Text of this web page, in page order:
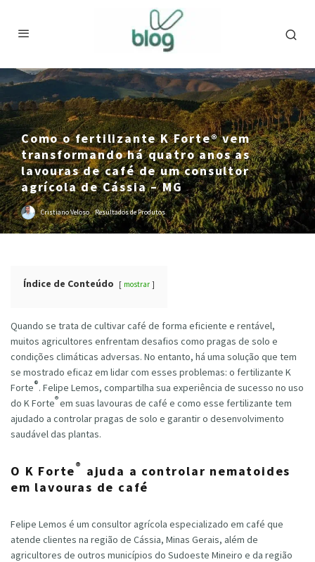
Como o fertilizante K Forte® vem
transformando há quatro anos as
lavouras de café de um consultor
agrícola de Cássia – MG
Cristiano Veloso · Resultados de Produtos
Índice de Conteúdo mostrar
Quando se trata de cultivar café de forma eficiente e rentável,
muitos agricultores enfrentam desafios como pragas de solo e
condições climáticas adversas. No entanto, há uma solução que tem
se mostrado eficaz em lidar com esses problemas: o fertilizante K
Forte®. Felipe Lemos, compartilha sua experiência de sucesso no uso
do K Forte®em suas lavouras de café e como esse fertilizante tem
ajudado a controlar pragas de solo e garantir o desenvolvimento
saudável das plantas.
O K Forte® ajuda a controlar nematoides
em lavouras de café
Felipe Lemos é um consultor agrícola especializado em café que
atende clientes na região de Cássia, Minas Gerais, além de
agricultores de outros municípios do Sudoeste Mineiro e da região